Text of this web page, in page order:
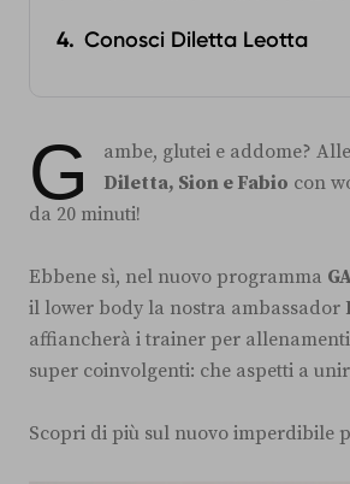
Conosci Diletta Leotta
G
ambe, glutei e addome?
Diletta, Sion e Fabio con
da 20 minuti!
Ebbene sì, nel nuovo programma
il lower body la nostra ambassador
affiancherà i trainer per
super coinvolgenti: che aspetti a
Scopri di più sul nuovo imperdibile